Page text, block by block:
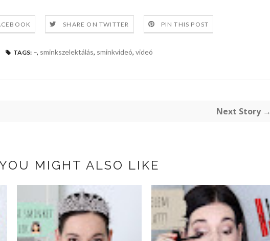
SHARE ON TWITTER PIN THIS POST
TAGS: –, sminkszelektálás, sminkvideó, videó
Next Story →
MIGHT ALSO LIKE